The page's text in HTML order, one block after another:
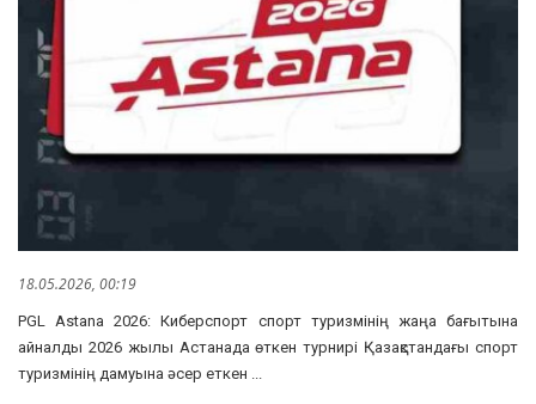
18.05.2026, 00:19
PGL Astana 2026: Киберспорт спорт туризмінің жаңа бағытына
айналды 2026 жылы Астанада өткен турнирі Қазақстандағы спорт
туризмінің дамуына әсер еткен ...